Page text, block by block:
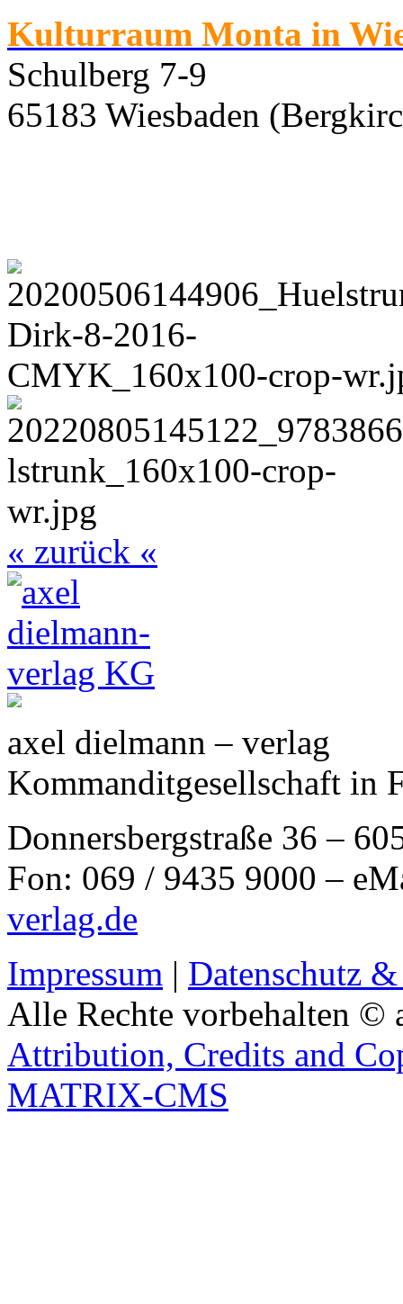
Kulturraum Monta in
Schulberg 7-9
65183 Wiesbaden
« zurück «
axel dielmann – verlag
Kommanditgesellschaft in
Donnersbergstraße 36 –
Fon: 069 / 9435 9000 –
verlag.de
Impressum | Datenschutz
Alle Rechte vorbehalten ©
Attribution, Credits and
MATRIX-CMS